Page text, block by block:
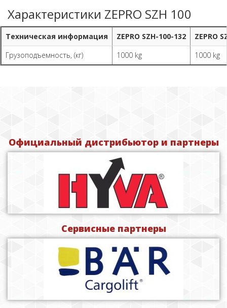
Характеристики ZEPRO SZH 100
Техническая информация ZEPRO SZH-100-132
ZEPRO
Грузоподъемность, (кг)
1000 kg 1000 kg
Официальный дистрибьютор и партнеры
Сервисные партнеры